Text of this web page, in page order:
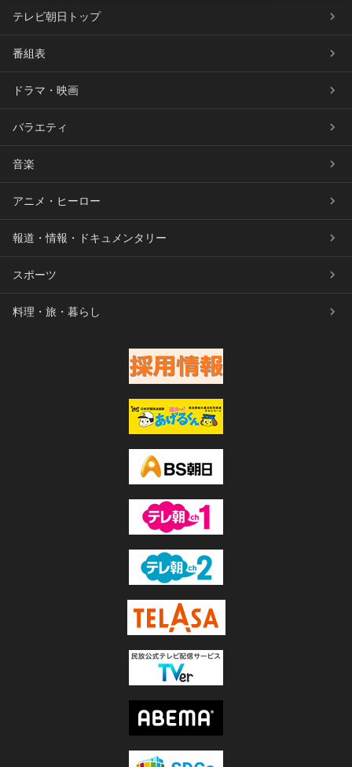
テレビ朝日トップ
番組表
ドラマ・映画
バラエティ
音楽
アニメ・ヒーロー
報道・情報・ドキュメンタリー
スポーツ
料理・旅・暮らし